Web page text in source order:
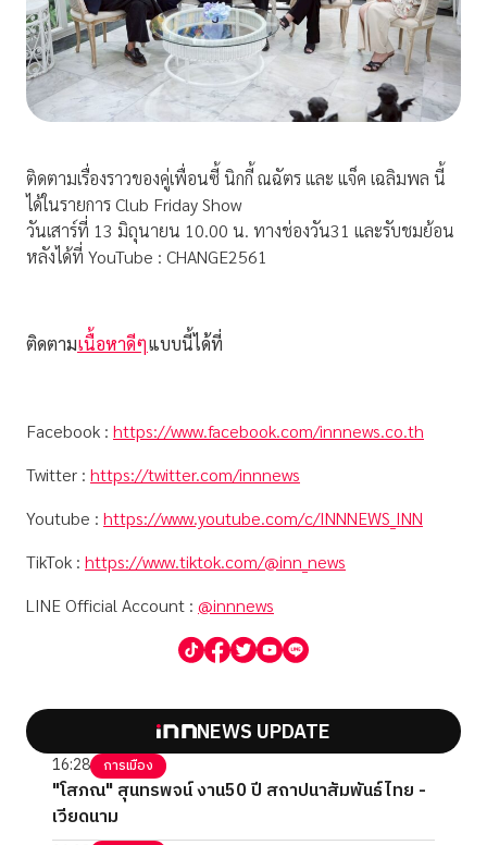
ติดตามเรื่องราวของคู่เพื่อนซี้ นิกกี้ ณฉัตร และ แจ็ค เฉลิมพล นี้
ได้ในรายการ Club Friday Show
วันเสาร์ที่ 13 มิถุนายน 10.00 น. ทางช่องวัน31 และรับชมย้อน
หลังได้ที่ YouTube : CHANGE2561
ติดตามเนื้อหาดีๆแบบนี้ได้ที่
Facebook : https://www.facebook.com/innnews.co.th
Twitter : https://twitter.com/innnews
Youtube : https://www.youtube.com/c/INNNEWS_INN
TikTok : https://www.tiktok.com/@inn_news
LINE Official Account : @innnews
NEWS UPDATE
16:28 การเมือง
"โสภณ" สุนทรพจน์ งาน50 ปี สถาปนาสัมพันธ์ไทย -
เวียดนาม